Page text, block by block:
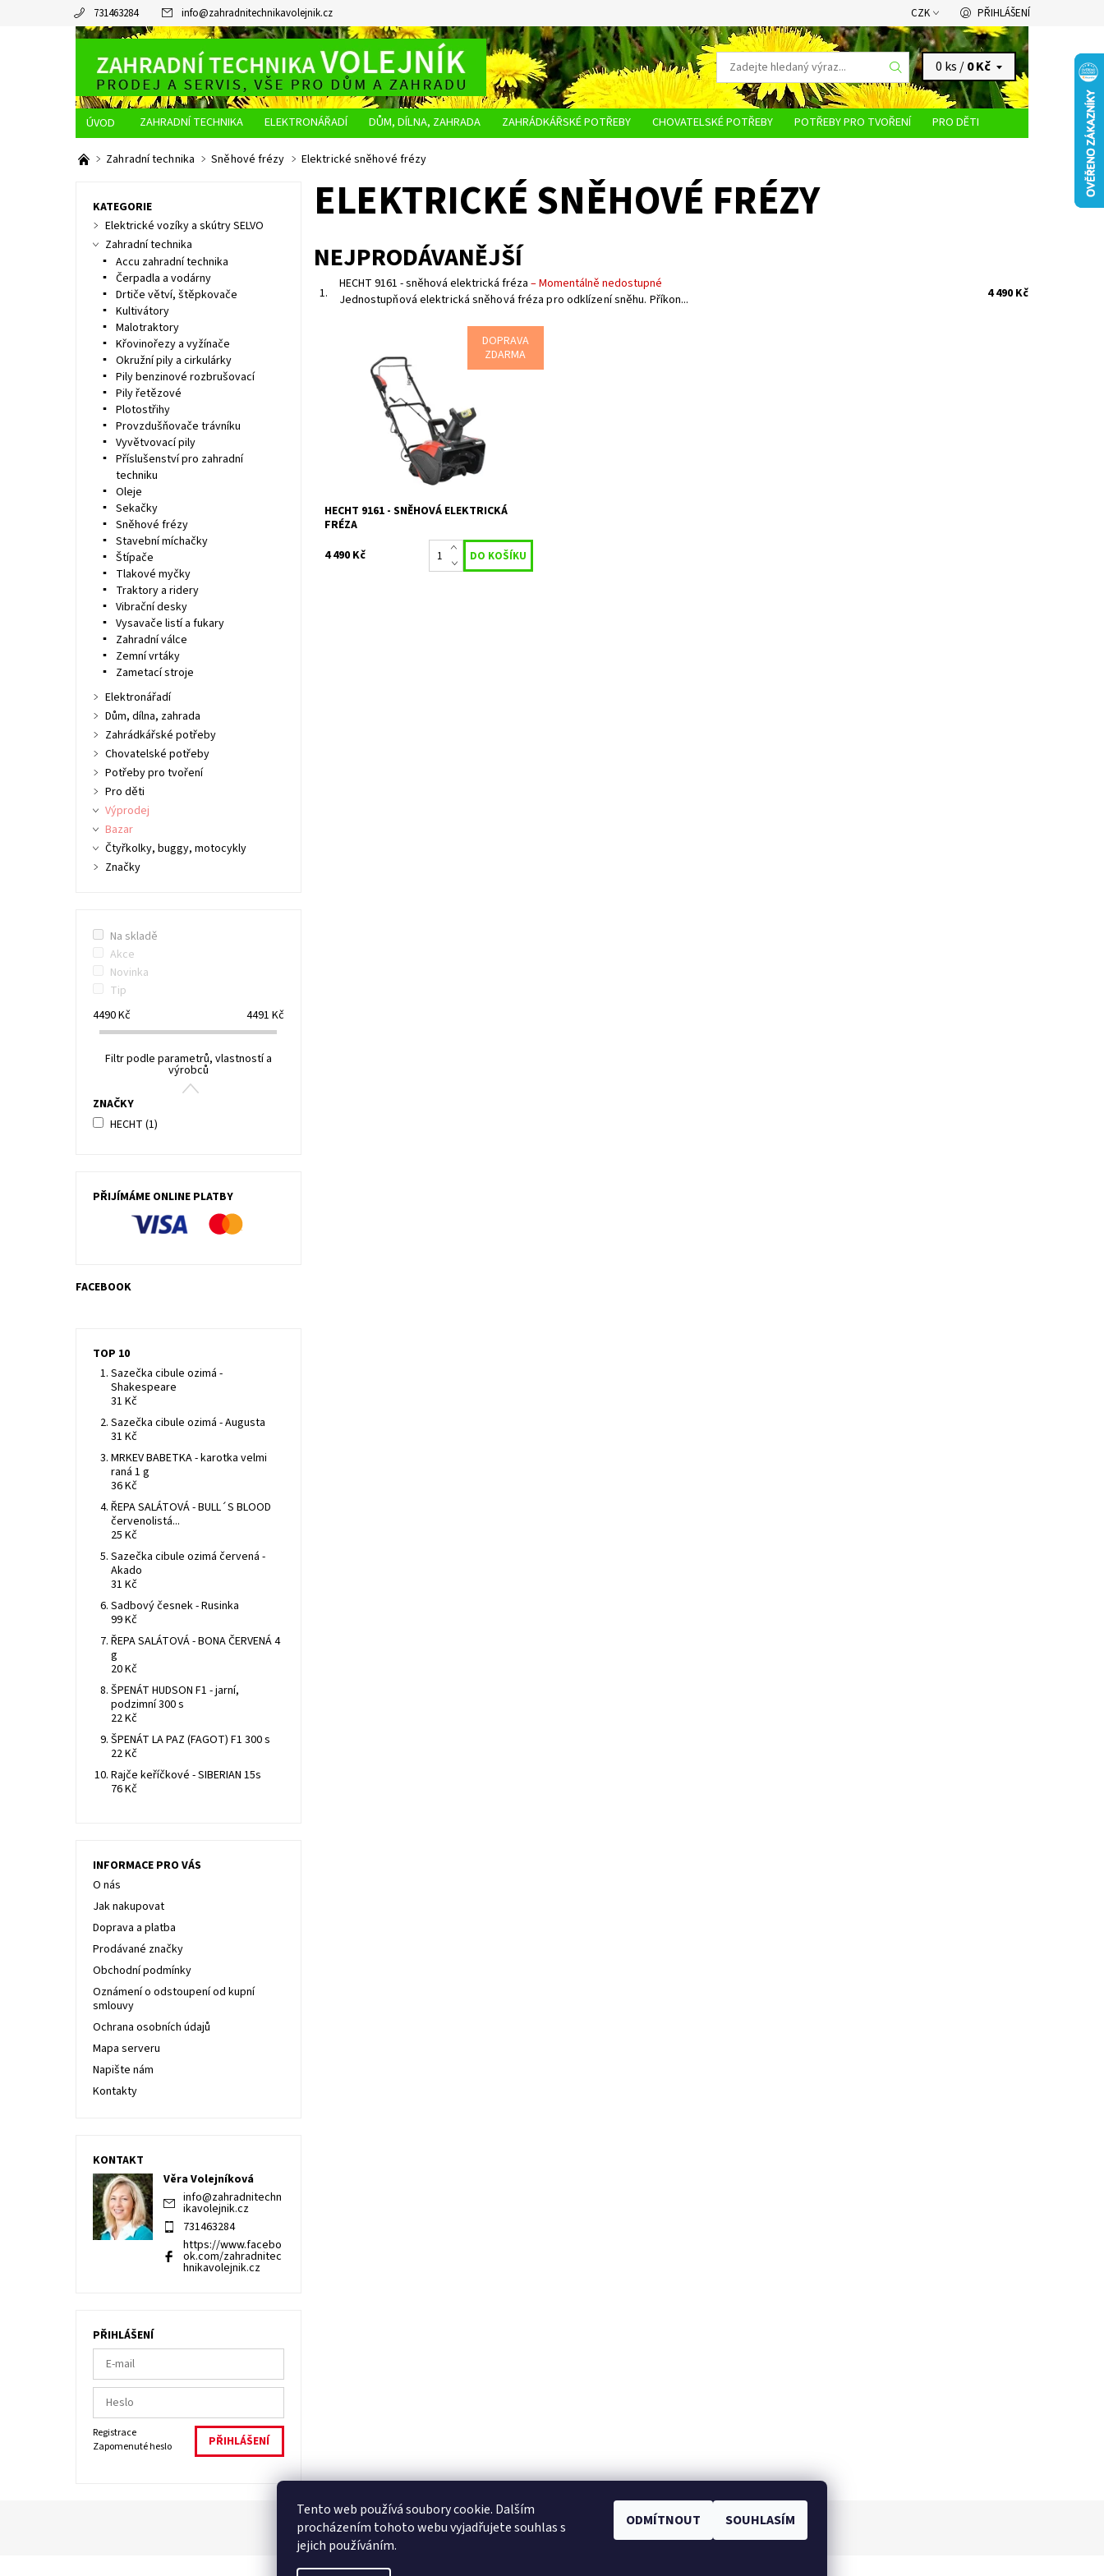
731463284 info@zahradnitechnikavolejnik.cz CZK PŘIHLÁŠENÍ
0 ks /0 Kč
ZAHRADNÍ TECHNIKA ELEKTRONÁŘADÍ DŮM, DÍLNA, ZAHRADA ZAHRÁDKÁŘSKÉ POTŘEBY CHOVATELSKÉ POTŘEBY POTŘEBY PRO TVOŘENÍ
PRO DĚTI
O NÁS
JAK NAKUPOVAT DOPRAVA A PLATBA OBCHODNÍ PODMÍNKY
Zahradní technika Sněhové frézy Elektrické sněhové frézy
ELEKTRICKÉ SNĚHOVÉ FRÉZY
NEJPRODÁVANĚJŠÍ
1.
HECHT 9161 - sněhová elektrická fréza –Momentálně nedostupné
Jednostupňová elektrická sněhová fréza pro odklízení sněhu. Příkon...
4 490 Kč
DOPRAVA
ZDARMA
Jednostupňová elektrická sněhová fréza
pro odklízení sněhu. Příkon 1600 W. Záběr
40/45 cm. Výkon odklízení sněhu max. 200
m3/h. Hmotnost 14,2 kg.
Momentálně
nedostupné
949
HECHT
2 roky
HECHT 9161 - SNĚHOVÁ ELEKTRICKÁ
FRÉZA
4 490 Kč
KATEGORIE
Elektrické vozíky a skútry SELVO
Zahradní technika
Accu zahradní technika
Čerpadla a vodárny
Drtiče větví, štěpkovače
Kultivátory
Malotraktory
Křovinořezy a vyžínače
Okružní pily a cirkulárky
Pily benzinové rozbrušovací
Pily řetězové
Plotostřihy
Provzdušňovače trávníku
Vyvětvovací pily
Příslušenství pro zahradní
techniku
Oleje
Sekačky
Sněhové frézy
Stavební míchačky
Štípače
Tlakové myčky
Traktory a ridery
Vibrační desky
Vysavače listí a fukary
Zahradní válce
Zemní vrtáky
Zametací stroje
Elektronářadí
Dům, dílna, zahrada
Zahrádkářské potřeby
Chovatelské potřeby
Potřeby pro tvoření
Pro děti
Výprodej
Bazar
Čtyřkolky, buggy, motocykly
Značky
Na skladě
Akce
Novinka
Tip
4490Kč 4491 Kč
Filtr podle parametrů, vlastností a
výrobců
ZNAČKY
HECHT (1)
PŘIJÍMÁME ONLINE PLATBY
FACEBOOK
TOP 10
Sazečka cibule ozimá -
Shakespeare
31 Kč
Sazečka cibule ozimá - Augusta
31 Kč
MRKEV BABETKA - karotka velmi
raná 1 g
36 Kč
ŘEPA SALÁTOVÁ - BULL´S BLOOD
červenolistá...
25 Kč
Sazečka cibule ozimá červená -
Akado
31 Kč
Sadbový česnek - Rusinka
99 Kč
ŘEPA SALÁTOVÁ - BONA ČERVENÁ 4
g
20 Kč
ŠPENÁT HUDSON F1 - jarní,
podzimní 300 s
22 Kč
ŠPENÁT LA PAZ (FAGOT) F1 300 s
22 Kč
Rajče keříčkové - SIBERIAN 15s
76 Kč
INFORMACE PRO VÁS
O nás
Jak nakupovat
Doprava a platba
Prodávané značky
Obchodní podmínky
Oznámení o odstoupení od kupní
smlouvy
Ochrana osobních údajů
Mapa serveru
Napište nám
Kontakty
KONTAKT
Věra Volejníková
info@zahradnitechn
ikavolejnik.cz
731463284
https://www.facebo
ok.com/zahradnitec
hnikavolejnik.cz
PŘIHLÁŠENÍ
Registrace
Zapomenuté heslo
Facebook | Heureka.cz Zboží.cz
Tento web používá soubory cookie. Dalším
procházením tohoto webu vyjadřujete souhlas s
jejich používáním.
ODMÍTNOUT SOUHLASÍM